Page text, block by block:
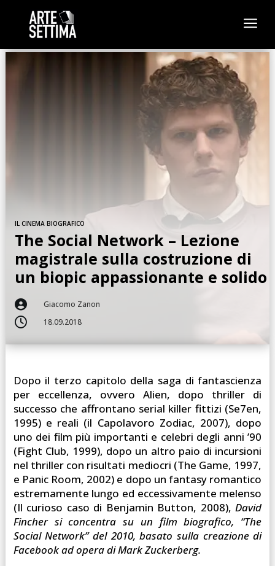
a
IL CINEMA BIOGRAFICO
The Social Network – Lezione
magistrale sulla costruzione di
un biopic appassionante e solido
 Giacomo Zanon
 18.09.2018
Dopo il terzo capitolo della saga di fantascienza
per eccellenza, ovvero Alien, dopo thriller di
successo che affrontano serial killer fittizi (Se7en,
1995) e reali (il Capolavoro Zodiac, 2007), dopo
uno dei film più importanti e celebri degli anni ’90
(Fight Club, 1999), dopo un altro paio di incursioni
nel thriller con risultati mediocri (The Game, 1997,
e Panic Room, 2002) e dopo un fantasy romantico
estremamente lungo ed eccessivamente melenso
(Il curioso caso di Benjamin Button, 2008),David
Fincher si concentra su un film biografico, “The
Social Network” del 2010, basato sulla creazione di
Facebook ad opera di Mark Zuckerberg.